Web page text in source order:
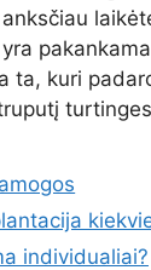
ta, kuri
individualiai?